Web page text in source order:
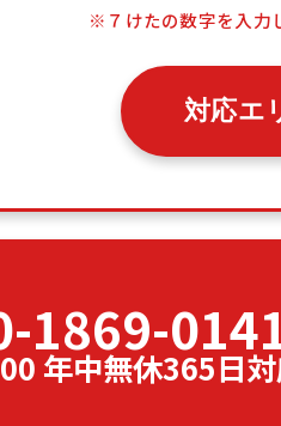
※７けたの数字を入力
対応エ
1869-
年中無休365日